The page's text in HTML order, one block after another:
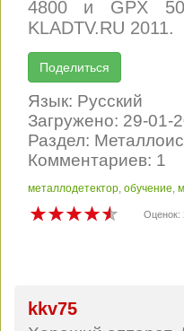
4800 и GPX
KLADTV.RU 2011.
Язык: Русский
Загружено: 29-01-
Раздел:
Комментариев: 1
металлодетектор, обучение,
Оценок:
kkv75